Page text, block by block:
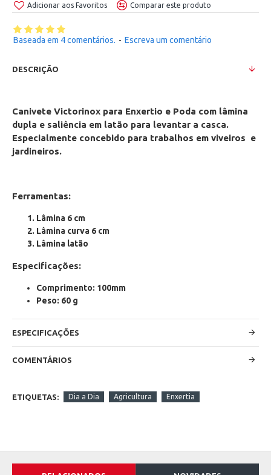
Baseada em 4 comentários. - Escreva um comentário
Adicionar aos Favoritos Comparar este produto
DESCRIÇÃO
Canivete Victorinox para Enxertio e Poda com lâmina
dupla e saliência em latão para levantar a casca.
Especialmente concebido para trabalhos em viveiros e
jardineiros.
Ferramentas:
Lâmina 6 cm
Lâmina curva 6 cm
Lâmina latão
Especificações:
Comprimento: 100mm
Peso: 60 g
ESPECIFICAÇÕES
COMENTÁRIOS
ETIQUETAS: Dia a Dia Agricultura Enxertia